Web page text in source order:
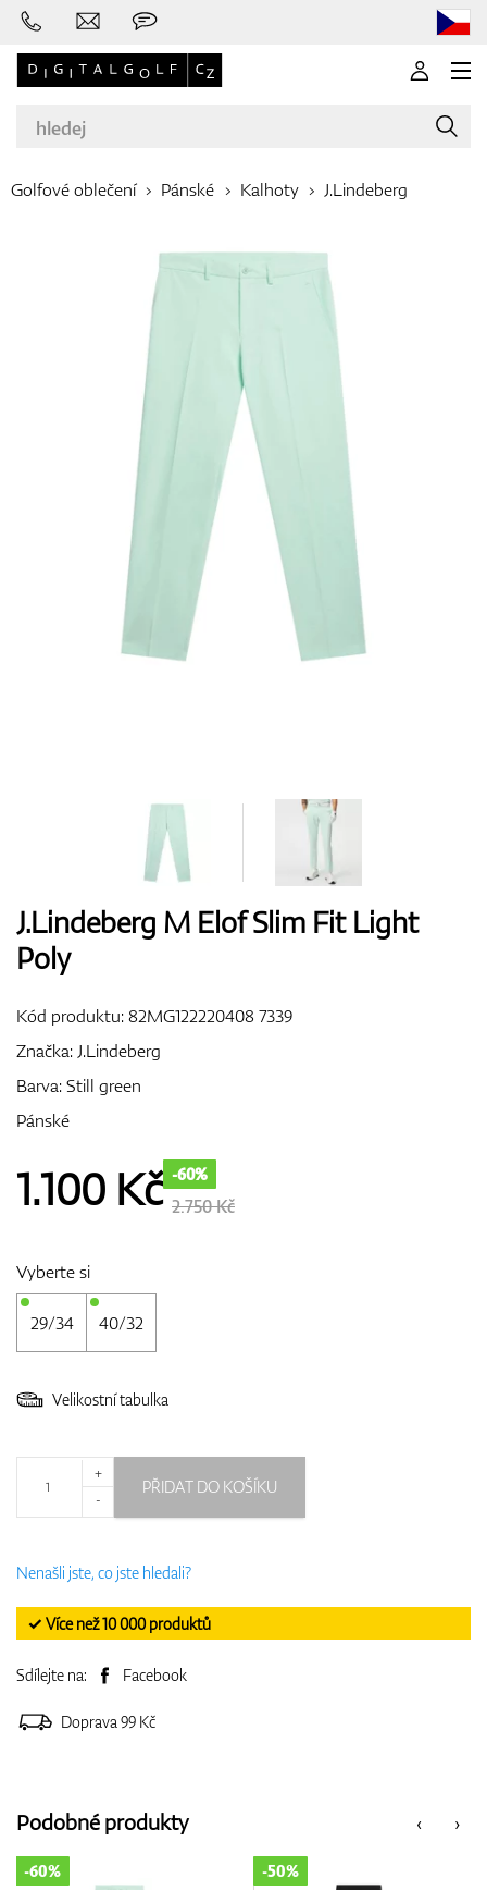
Golfové hole
Oblečení
Doplňky
Golfové oblečení Pánské Kalhoty J.Lindeberg
J.Lindeberg M Elof Slim Fit Light
Poly
Kód produktu:82MG122220408 7339
Značka:J.Lindeberg
Barva: Still green
Pánské
1.100 Kč -60%
2.750 Kč
Vyberte si
29/34 40/32
Velikostní tabulka
+
-
PŘIDAT DO KOŠÍKU
Nenašli jste, co jste hledali?
✓ Více než 10 000 produktů
Sdílejte na: Facebook
Doprava 99 Kč
‹
Podobné produkty ›
-60% -50%